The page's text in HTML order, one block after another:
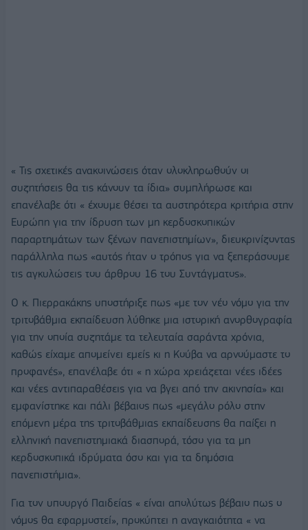
« Τις σχετικές ανακοινώσεις όταν ολοκληρωθούν οι
συζητήσεις θα τις κάνουν τα ίδια» συμπλήρωσε και
επανέλαβε ότι « έχουμε θέσει τα αυστηρότερα κριτήρια στην
Ευρώπη για την ίδρυση των μη κερδοσκοπικών
παραρτημάτων των ξένων πανεπιστημίων», διευκρινίζοντας
παράλληλα πως «αυτός ήταν ο τρόπος για να ξεπεράσουμε
τις αγκυλώσεις του άρθρου 16 του Συντάγματος».
Ο κ. Πιερρακάκης υποστήριξε πως «με τον νέο νόμο για την
τριτοβάθμια εκπαίδευση λύθηκε μια ιστορική ανορθογραφία
για την οποία συζητάμε τα τελευταία σαράντα χρόνια,
καθώς είχαμε απομείνει εμείς κι η Κούβα να αρνούμαστε το
προφανές», επανέλαβε ότι « η χώρα χρειάζεται νέες ιδέες
και νέες αντιπαραθέσεις για να βγει από την ακινησία» και
εμφανίστηκε και πάλι βέβαιος πως «μεγάλο ρόλο στην
επόμενη μέρα της τριτοβάθμιας εκπαίδευσης θα παίξει η
ελληνική πανεπιστημιακά διασπορά, τόσο για τα μη
κερδοσκοπικά ιδρύματα όσο και για τα δημόσια
πανεπιστήμια».
Για τον υπουργό Παιδείας « είναι απολύτως βέβαιο πως ο
νόμος θα εφαρμοστεί», προκύπτει η αναγκαιότητα « να